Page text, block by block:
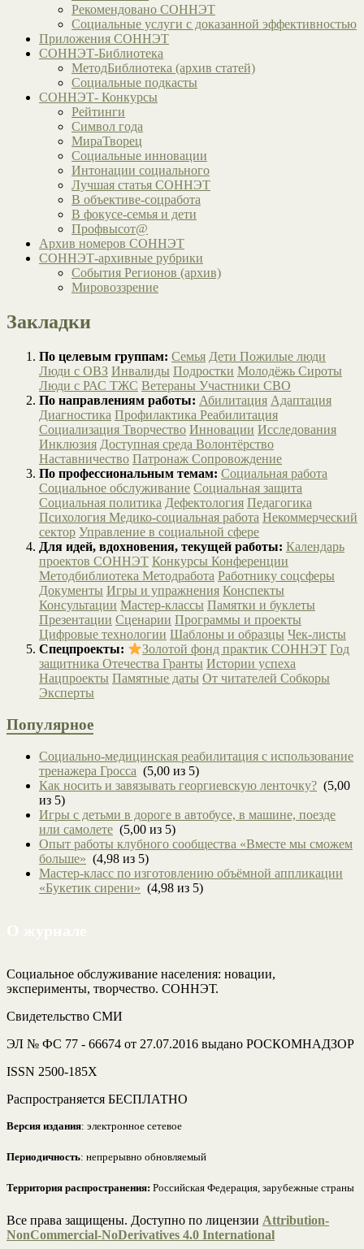
Рекомендовано СОННЭТ
Социальные услуги с доказанной эффективностью
Приложения СОННЭТ
СОННЭТ-Библиотека
МетодБиблиотека (архив статей)
Социальные подкасты
СОННЭТ- Конкурсы
Рейтинги
Символ года
МираТворец
Социальные инновации
Интонации социального
Лучшая статья СОННЭТ
В объективе-соцработа
В фокусе-семья и дети
Профвысот@
Архив номеров СОННЭТ
СОННЭТ-архивные рубрики
События Регионов (архив)
Мировоззрение
Закладки
По целевым группам: Семья Дети Пожилые люди
Люди с ОВЗ Инвалиды Подростки Молодёжь Сироты
Люди с РАС ТЖС Ветераны Участники СВО
По направлениям работы: Абилитация Адаптация
Диагностика Профилактика Реабилитация
Социализация Творчество Инновации Исследования
Инклюзия Доступная среда Волонтёрство
Наставничество Патронаж Сопровождение
По профессиональным темам: Социальная работа
Социальное обслуживание Социальная защита
Социальная политика Дефектология Педагогика
Психология Медико-социальная работа Некоммерческий
сектор Управление в социальной сфере
Для идей, вдохновения, текущей работы: Календарь
проектов СОННЭТ Конкурсы Конференции
Методбиблиотека Методработа Работнику соцсферы
Документы Игры и упражнения Конспекты
Консультации Мастер-классы Памятки и буклеты
Презентации Сценарии Программы и проекты
Цифровые технологии Шаблоны и образцы Чек-листы
Спецпроекты:
Золотой фонд практик СОННЭТ Год
защитника Отечества Гранты Истории успеха
Нацпроекты Памятные даты От читателей Собкоры
Эксперты
Популярное
Социально-медицинская реабилитация с использование
тренажера Гросса (5,00 из 5)
Как носить и завязывать георгиевскую ленточку? (5,00
из 5)
Игры с детьми в дороге в автобусе, в машине, поезде
или самолете (5,00 из 5)
Опыт работы клубного сообщества «Вместе мы сможем
больше» (4,98 из 5)
Мастер-класс по изготовлению объёмной аппликации
«Букетик сирени» (4,98 из 5)
Социальное обслуживание населения: новации,
эксперименты, творчество. СОННЭТ.
Свидетельство СМИ
ЭЛ № ФС 77 - 66674 от 27.07.2016 выдано РОСКОМНАДЗОР
ISSN 2500-185Х
Распространяется БЕСПЛАТНО
Версия издания: электронное сетевое
Периодичность: непрерывно обновляемый
Территория распространения: Российская Федерация, зарубежные страны
Все права защищены. Доступно по лицензии Attribution-
NonCommercial-NoDerivatives 4.0 International